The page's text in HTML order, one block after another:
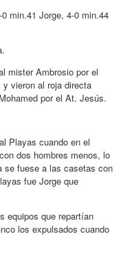
min.41 Jorge, 4-0 min.44
mister Ambrosio por el
vieron al roja directa
por el At. Jesús.
Playas cuando en el
dos hombres menos, lo
se fuese a las casetas con
fue Jorge que
equipos que repartían
los expulsados cuando